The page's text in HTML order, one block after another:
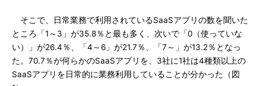
そこで、日常業務で利用されているSaaSアプリの数を聞いた
ところ「1～3」が35.8％と最も多く、次いで「0（使っていな
い）」が26.4％、「4～6」が21.7％、「7～」が13.2％となっ
た。70.7％が何らかのSaaSアプリを、3社に1社は4種類以上の
SaaSアプリを日常的に業務利用していることが分かった（図